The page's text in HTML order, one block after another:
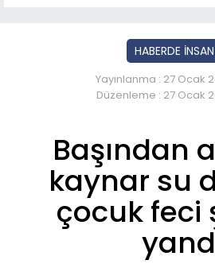
HABERDE İNSAN
Yayınlanma : 27 Ocak
Düzenleme : 27 Ocak
Başından
kaynar su
çocuk feci